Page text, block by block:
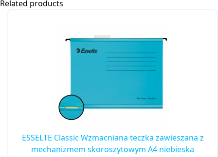
Related products
ESSELTE Classic Wzmacniana teczka zawieszana z
mechanizmem skoroszytowym A4 niebieska